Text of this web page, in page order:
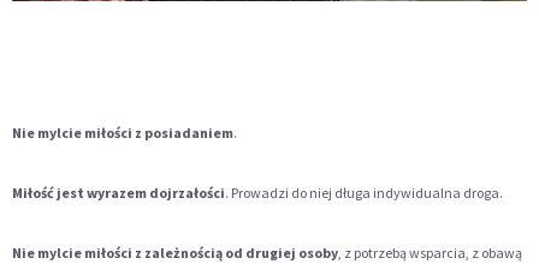
Nie mylcie miłości z posiadaniem.
Miłość jest wyrazem dojrzałości. Prowadzi do niej długa indywidualna droga.
Nie mylcie miłości z zależnością od drugiej osoby, z potrzebą wsparcia, z obawą